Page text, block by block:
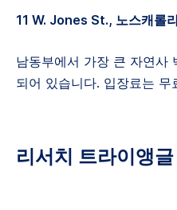
11 W. Jones St., 노스캐롤
남동부에서 가장 큰 자연사
되어 있습니다. 입장료는 무
리서치 트라이앵